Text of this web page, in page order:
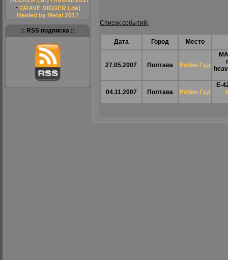
· GRAVE DIGGER (.de)
Healed by Metal 2017
:: RSS подписка ::
Список событий:
Дата Город Место
27.05.2007 Полтава Робин Гуд
04.11.2007 Полтава Робин Гуд
Е-